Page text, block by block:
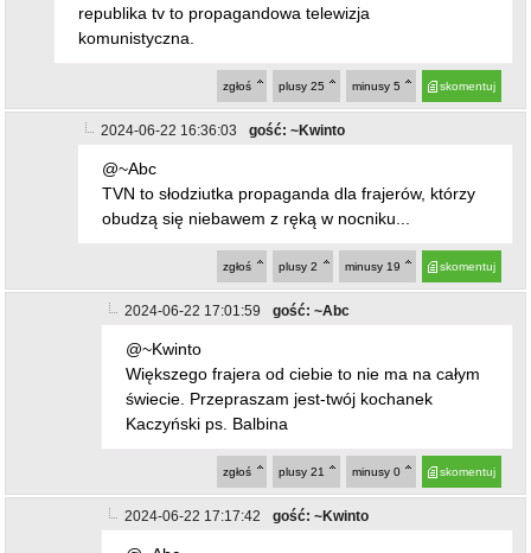
republika tv to propagandowa telewizja
komunistyczna.
skomentuj
minusy 5
plusy 25
zgłoś
2024-06-22 16:36:03 gość: ~Kwinto
@~Abc
TVN to słodziutka propaganda dla frajerów, którzy
obudzą się niebawem z ręką w nocniku...
skomentuj
minusy 19
plusy 2
zgłoś
2024-06-22 17:01:59 gość: ~Abc
@~Kwinto
Większego frajera od ciebie to nie ma na całym
świecie. Przepraszam jest-twój kochanek
Kaczyński ps. Balbina
skomentuj
minusy 0
plusy 21
zgłoś
2024-06-22 17:17:42 gość: ~Kwinto